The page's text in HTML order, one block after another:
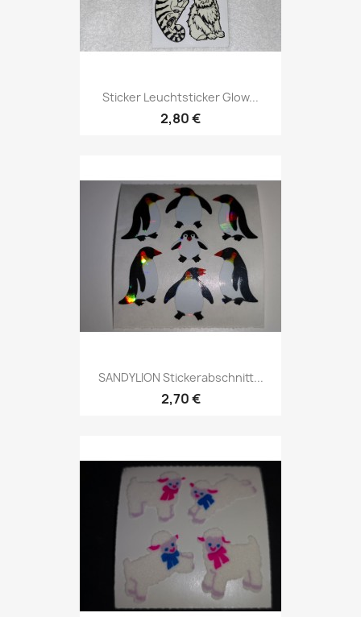
Sticker Leuchtsticker Glow...
2,80 €
SANDYLION Stickerabschnitt...
2,70 €